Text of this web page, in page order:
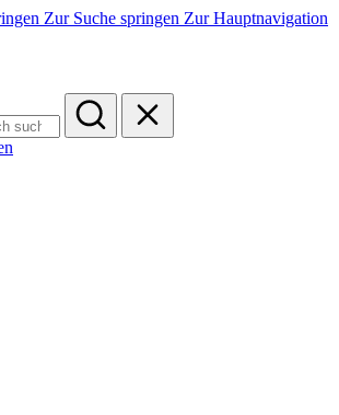
Zur Suche springen Zur Hauptnavigation